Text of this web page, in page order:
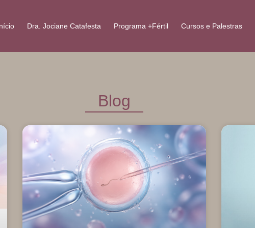
Dra. Jociane Catafesta Programa +Fértil Cursos e Palestras
Blog